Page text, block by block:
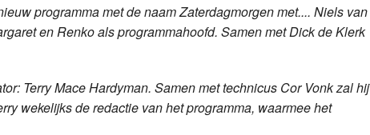
programma met de naam Zaterdagmorgen met.... Niels van
en Renko als programmahoofd. Samen met Dick de Klerk
Terry Mace Hardyman. Samen met technicus Cor Vonk zal hij
wekelijks de redactie van het programma, waarmee het